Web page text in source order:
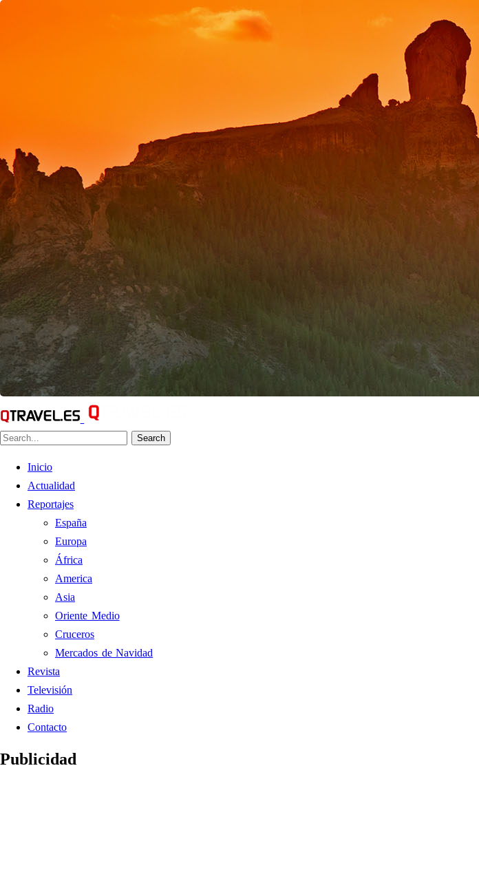
Search
Inicio
Actualidad
Reportajes
España
Europa
África
America
Asia
Oriente Medio
Cruceros
Mercados de Navidad
Revista
Televisión
Radio
Contacto
Publicidad